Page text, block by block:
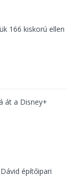
166 kiskorú ellen
át a Disney+
építőipari